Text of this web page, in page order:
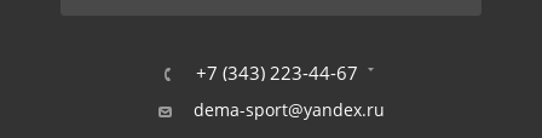
+7 (343) 223-44-67
dema-sport@yandex.ru